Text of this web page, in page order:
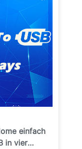
einfach
in vier